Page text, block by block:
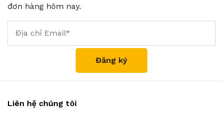
đơn hàng hôm nay.
Liên hệ chúng tôi